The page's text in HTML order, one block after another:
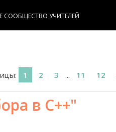
СООБЩЕСТВО УЧИТЕЛЕЙ
: 1 2 3 ... 11 12
в C++"